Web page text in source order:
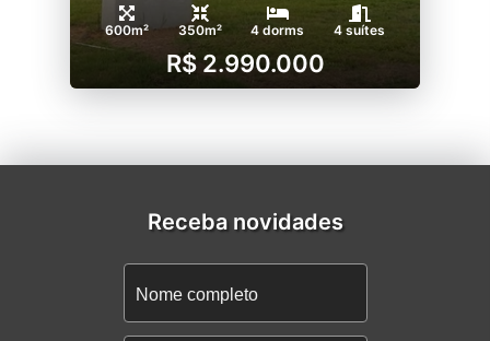
600m² 350m² 4 dorms 4 suítes
R$ 2.990.000
Receba novidades